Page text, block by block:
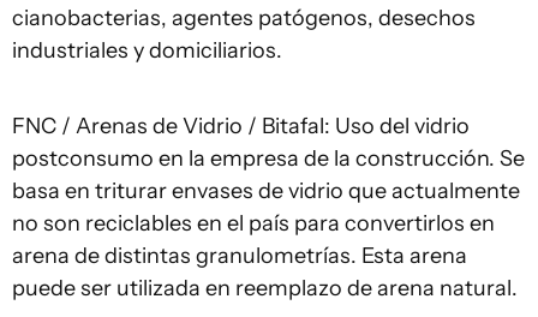
cianobacterias, agentes patógenos, desechos
industriales y domiciliarios.
FNC / Arenas de Vidrio / Bitafal: Uso del vidrio
postconsumo en la empresa de la construcción. Se
basa en triturar envases de vidrio que actualmente
no son reciclables en el país para convertirlos en
arena de distintas granulometrías. Esta arena
puede ser utilizada en reemplazo de arena natural.